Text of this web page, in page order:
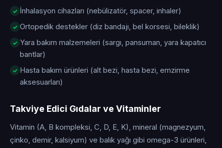
İnhalasyon cihazları (nebülizatör, spacer, inhaler)
Ortopedik destekler (diz bandajı, bel korsesi, bileklik)
Yara bakım malzemeleri (sargı, pansuman, yara kapatıcı
bantlar)
Hasta bakım ürünleri (alt bezi, hasta bezi, emzirme
aksesuarları)
Takviye Edici Gıdalar ve Vitaminler
Vitamin (A, B kompleksi, C, D, E, K), mineral (magnezyum,
çinko, demir, kalsiyum) ve balık yağı gibi omega-3 ürünleri,